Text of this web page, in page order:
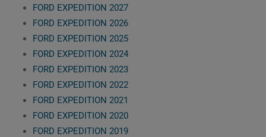
FORD EXPEDITION 2027
FORD EXPEDITION 2026
FORD EXPEDITION 2025
FORD EXPEDITION 2024
FORD EXPEDITION 2023
FORD EXPEDITION 2022
FORD EXPEDITION 2021
FORD EXPEDITION 2020
FORD EXPEDITION 2019